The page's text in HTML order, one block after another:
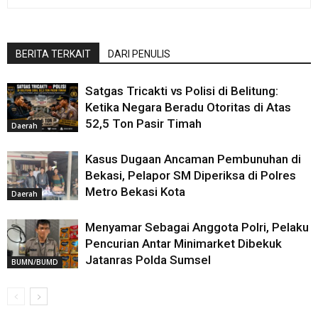
BERITA TERKAIT DARI PENULIS
Daerah
Satgas Tricakti vs Polisi di Belitung:
Ketika Negara Beradu Otoritas di Atas
52,5 Ton Pasir Timah
Daerah
Kasus Dugaan Ancaman Pembunuhan di
Bekasi, Pelapor SM Diperiksa di Polres
Metro Bekasi Kota
BUMN/BUMD
Menyamar Sebagai Anggota Polri, Pelaku
Pencurian Antar Minimarket Dibekuk
Jatanras Polda Sumsel